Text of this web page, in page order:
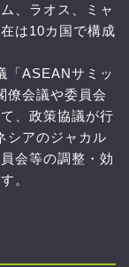
、ラオス、ミャ
は10カ国で構成
「ASEANサミッ
僚会議や委員会
、政策協議が行
シアのジャカル
会等の調整・効
。